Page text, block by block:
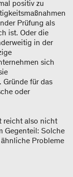
positiv zu
Prüfung als
ist. Oder die
in der
sich
für das
oder
reicht also nicht
Gegenteil: Solche
Probleme